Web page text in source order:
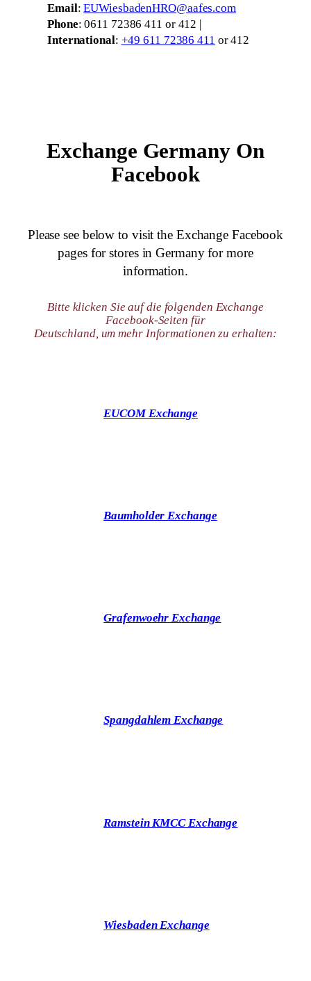
Email:EUWiesbadenHRO@aafes.com
Phone: 0611 72386 411 or 412 |
International: +49 611 72386 411 or 412
Exchange Germany On
Facebook
Please see below to visit the Exchange Facebook
pages for stores in Germany for more
information.
Bitte klicken Sie auf die folgenden Exchange
Facebook-Seiten für
Deutschland, um mehr Informationen zu erhalten:
EUCOM Exchange
Baumholder Exchange
Grafenwoehr Exchange
Spangdahlem Exchange
Ramstein KMCC Exchange
Wiesbaden Exchange